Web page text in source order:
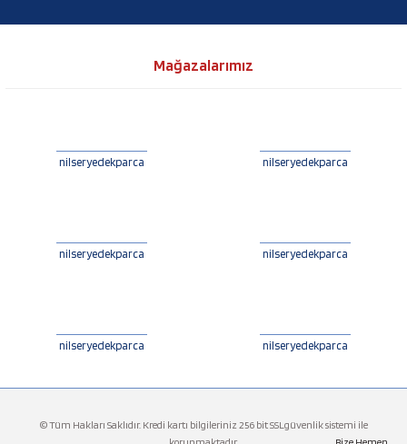
Mağazalarımız
nilseryedekparca nilseryedekparca
nilseryedekparca nilseryedekparca
nilseryedekparca nilseryedekparca
© Tüm Hakları Saklıdır. Kredi kartı bilgileriniz 256 bit SSLgüvenlik sistemi ile